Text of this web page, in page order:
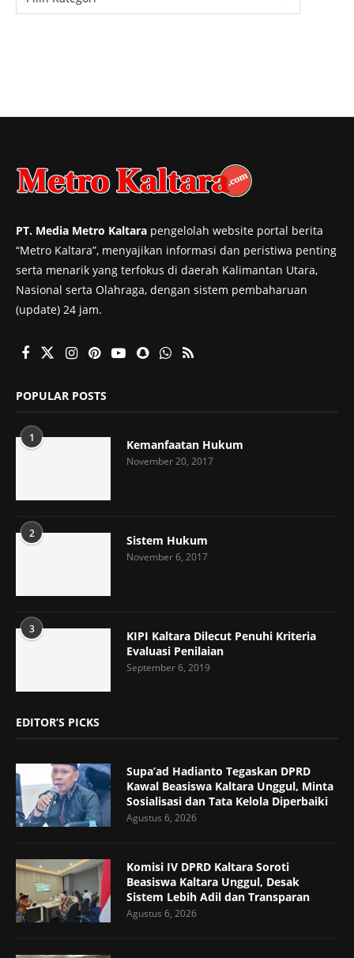
PT. Media Metro Kaltara pengelolah website portal berita
“Metro Kaltara”, menyajikan informasi dan peristiwa penting
serta menarik yang terfokus di daerah Kalimantan Utara,
Nasional serta Olahraga, dengan sistem pembaharuan
(update) 24 jam.
POPULAR POSTS
1 Kemanfaatan Hukum
November 20, 2017
2 Sistem Hukum
November 6, 2017
3
KIPI Kaltara Dilecut Penuhi Kriteria
Evaluasi Penilaian
September 6, 2019
EDITOR’S PICKS
Supa’ad Hadianto Tegaskan DPRD
Kawal Beasiswa Kaltara Unggul, Minta
Sosialisasi dan Tata Kelola Diperbaiki
Agustus 6, 2026
Komisi IV DPRD Kaltara Soroti
Beasiswa Kaltara Unggul, Desak
Sistem Lebih Adil dan Transparan
Agustus 6, 2026